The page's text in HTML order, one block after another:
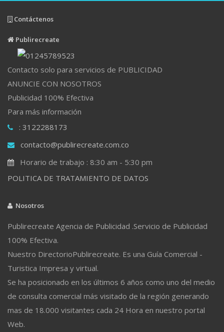
Contáctenos
Publirecreate
Contacto solo para servicios de PUBLICIDAD
ANUNCIE CON NOSOTROS
Publicidad 100% Efectiva
Para más información
: 3122288173
contacto@publirecreate.com.co
Horario de trabajo : 8:30 am - 5:30 pm
POLITICA DE TRATAMIENTO DE DATOS
Nosotros
Publirecreate Agencia de Publicidad .Servicio de Publicidad
100% Efectiva.
Nuestro DirectorioPublirecreate. Es una Guía Comercial -
Turistica Impresa y virtual.
Se ha posicionado en los últimos 6 años como uno del medio
de consulta comercial más visitado de la región generando
mas de 18.000 visitantes cada 24 Hora en nuestro portal
Web.